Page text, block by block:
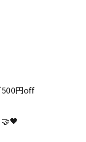
円off